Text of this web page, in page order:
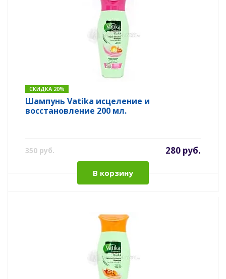
СКИДКА 20%
Шампунь Vatika исцеление и
восстановление 200 мл.
350 руб. 280 руб.
В корзину